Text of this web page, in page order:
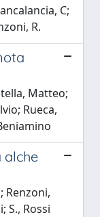
C;
R.
Matteo;
Rueca,
alche
Renzoni,
S., Rossi